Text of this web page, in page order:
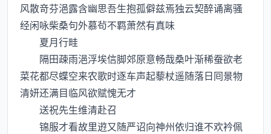
风散竒芬浥露含幽思吾生抱孤僻兹焉独云契醉诵离骚
经闲咏柴桑句外慕茍不羁萧然有真味
夏月行畦
隔田疎雨浥浮埃信脚郊原意畅哉桑叶渐稀蚕欲老
菜花都尽蝶空来农歌时逐车声起藜杖遥随落日囘景物
清妍还满目临风欲赋愧无才
送祝先生维清赴召
锦服才看故里逰又随严诏向神州依归谁不欢衿佩